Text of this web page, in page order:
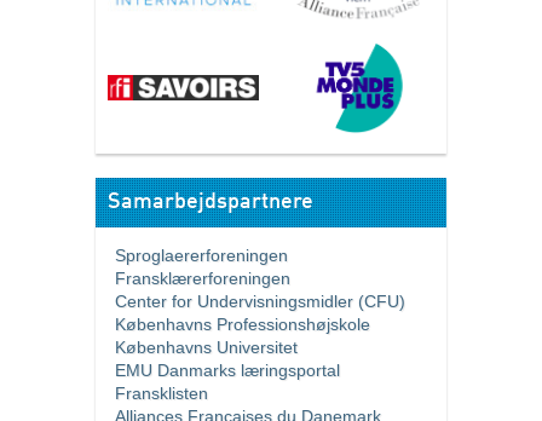
Samarbejdspartnere
Sproglaererforeningen
Fransklærerforeningen
Center for Undervisningsmidler (CFU)
Københavns Professionshøjskole
Københavns Universitet
EMU Danmarks læringsportal
Fransklisten
Alliances Françaises du Danemark